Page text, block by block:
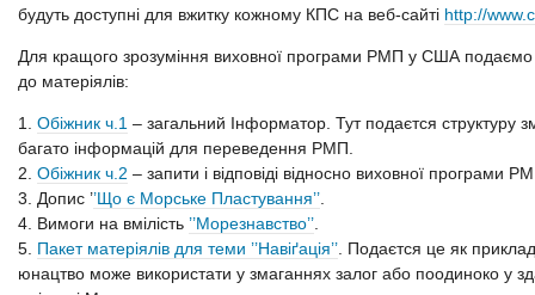
будуть доступні для вжитку кожному КПС на веб-сайті http://
Для кращого зрозуміння виховної програми РМП у США подаємо
до матеріялів:
1. Обіжник ч.1 – загальний Інформатор. Тут подаєтся структуру
багато інформацій для переведення РМП.
2. Обіжник ч.2 – запити і відповіді відносно виховної програми
3. Допис ’’Що є Морське Пластування’’
4. Вимоги на вмілість ’’Морезнавство’’
5. Пакет матеріялів для теми ’’Навіґація’’ . Подаєтся це як
юнацтво може використати у змаганнях залог або поодиноко у